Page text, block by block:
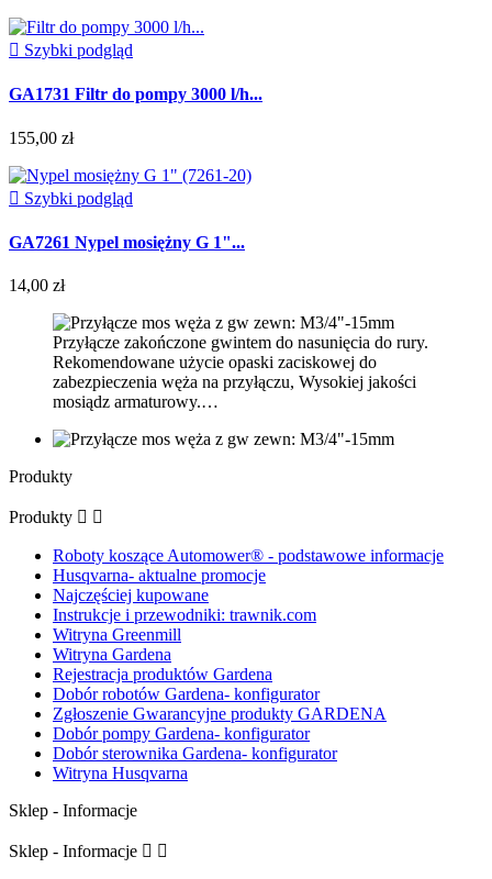
 Szybki podgląd
GA1731 Filtr do pompy 3000 l/h...
155,00 zł
 Szybki podgląd
GA7261 Nypel mosiężny G 1"...
14,00 zł
Przyłącze zakończone gwintem do nasunięcia do rury.
Rekomendowane użycie opaski zaciskowej do
zabezpieczenia węża na przyłączu, Wysokiej jakości
mosiądz armaturowy.…
Produkty
Produkty  
Roboty koszące Automower® - podstawowe informacje
Husqvarna- aktualne promocje
Najczęściej kupowane
Instrukcje i przewodniki: trawnik.com
Witryna Greenmill
Witryna Gardena
Rejestracja produktów Gardena
Dobór robotów Gardena- konfigurator
Zgłoszenie Gwarancyjne produkty GARDENA
Dobór pompy Gardena- konfigurator
Dobór sterownika Gardena- konfigurator
Witryna Husqvarna
Sklep - Informacje
Sklep - Informacje  